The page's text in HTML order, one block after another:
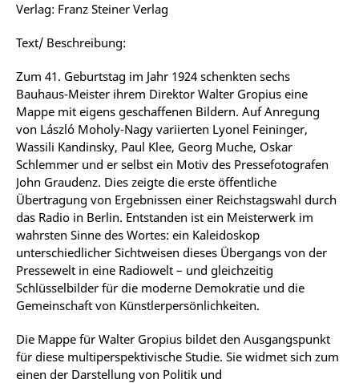
Verlag: Franz Steiner Verlag
Text/ Beschreibung:
Zum 41. Geburtstag im Jahr 1924 schenkten sechs
Bauhaus-Meister ihrem Direktor Walter Gropius eine
Mappe mit eigens geschaffenen Bildern. Auf Anregung
von László Moholy-Nagy variierten Lyonel Feininger,
Wassili Kandinsky, Paul Klee, Georg Muche, Oskar
Schlemmer und er selbst ein Motiv des Pressefotografen
John Graudenz. Dies zeigte die erste öffentliche
Übertragung von Ergebnissen einer Reichstagswahl durch
das Radio in Berlin. Entstanden ist ein Meisterwerk im
wahrsten Sinne des Wortes: ein Kaleidoskop
unterschiedlicher Sichtweisen dieses Übergangs von der
Pressewelt in eine Radiowelt – und gleichzeitig
Schlüsselbilder für die moderne Demokratie und die
Gemeinschaft von Künstlerpersönlichkeiten.
Die Mappe für Walter Gropius bildet den Ausgangspunkt
für diese multiperspektivische Studie. Sie widmet sich zum
einen der Darstellung von Politik und